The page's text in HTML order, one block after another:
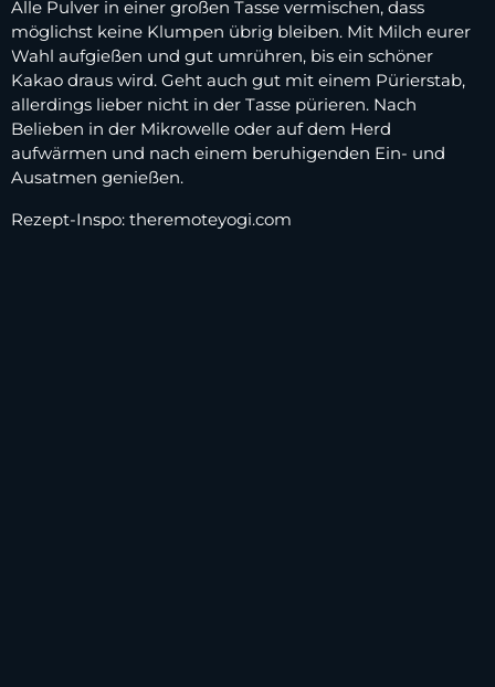
Alle Pulver in einer großen Tasse vermischen, dass
möglichst keine Klumpen übrig bleiben. Mit Milch eurer
Wahl aufgießen und gut umrühren, bis ein schöner
Kakao draus wird. Geht auch gut mit einem Pürierstab,
allerdings lieber nicht in der Tasse pürieren. Nach
Belieben in der Mikrowelle oder auf dem Herd
aufwärmen und nach einem beruhigenden Ein- und
Ausatmen genießen.
Rezept-Inspo: theremoteyogi.com